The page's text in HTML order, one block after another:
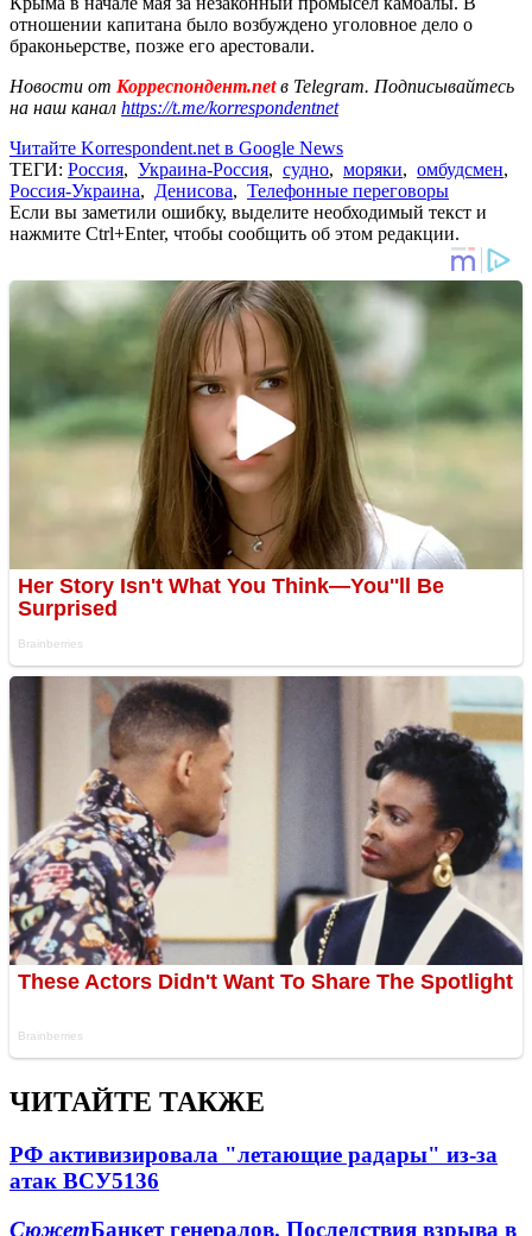
отношении капитана было возбуждено уголовное дело о
браконьерстве, позже его арестовали.
Новости от Корреспондент.netв Telegram. Подписывайтесь
на наш канал https://t.me/korrespondentnet
Читайте Korrespondent.net в Google News
ТЕГИ: Россия, Украина-Россия, судно, моряки, омбудсмен,
Россия-Украина, Денисова, Телефонные переговоры
Если вы заметили ошибку, выделите необходимый текст и
нажмите Ctrl+Enter, чтобы сообщить об этом редакции.
ЧИТАЙТЕ ТАКЖЕ
РФ активизировала "летающие радары" из-за
атак ВСУ5136
СюжетБанкет генералов. Последствия взрыва в